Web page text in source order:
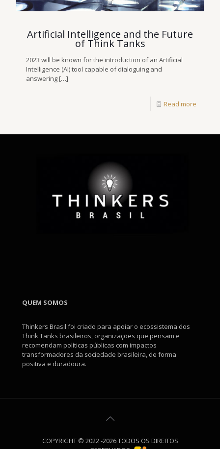
Artificial Intelligence and the Future
of Think Tanks
2023 will be known for the introduction of an Artificial
Intelligence (AI) tool capable of dialoguing and
answering[…]
Read more
QUEM SOMOS
Thinkers Brasil foi criado para apoiar o ecossistema dos
Think Tanks brasileiros, organizações que pensam e
recomendam políticas públicas com impactos
transformadores da sociedade brasileira, de forma
positiva e duradoura.
COPYRIGHT © 2022 -2026 TODOS OS DIREITOS